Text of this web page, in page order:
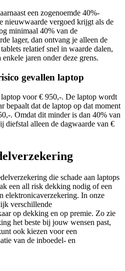
een zogenoemde 40%-
nieuwwaarde vergoed krijgt als de
minimaal 40% van de
lager, dan ontvang je alleen de
relatief snel in waarde dalen,
jaren onder deze grens.
gevallen laptop
voor € 950,-. De laptop wordt
bepaalt dat de laptop op dat moment
. Omdat dit minder is dan 40% van
diefstal alleen de dagwaarde van €
die schade aan laptops
een all risk dekking nodig of een
elektronicaverzekering. In onze
verschillende
op dekking en op premie. Zo zie
het beste bij jouw wensen past,
ook kiezen voor een
van de inboedel- en